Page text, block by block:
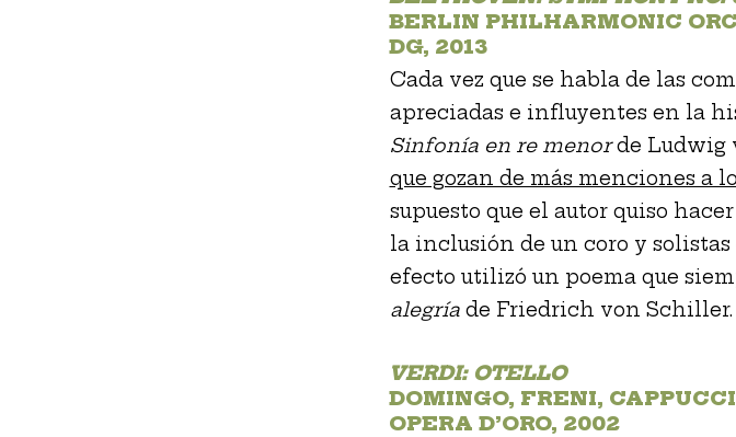
BERLIN PHILHARMONIC
DG, 2013
Cada vez que se habla de las
apreciadas e influyentes en la
Sinfonía en re menorde Ludwig
que gozan de más menciones a
supuesto que el autor quiso
la inclusión de un coro y
efecto utilizó un poema que
alegríade Friedrich von Schiller.
VERDI: OTELLO
DOMINGO, FRENI,
OPERA D’ORO, 2002